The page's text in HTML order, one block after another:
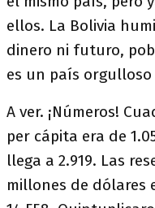
ellos. La Bolivia
dinero ni futuro,
es un país orgulloso
A ver. ¡Números!
per cápita era de
llega a 2.919. Las
millones de dólares